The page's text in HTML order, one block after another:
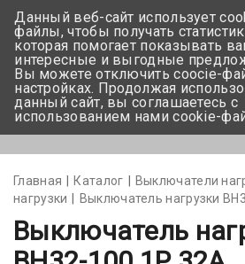
Главная Каталог Выключатели
нагрузки
Выключатель нагрузки
Выключатель
Данный веб-сайт использует
файлы, чтобы получать
которая помогает показывать
интересные и выгодные
Вы можете отключить coocie-
настройках. Продолжая
данный сайт, вы соглашаетесь с
использованием нами cookie-